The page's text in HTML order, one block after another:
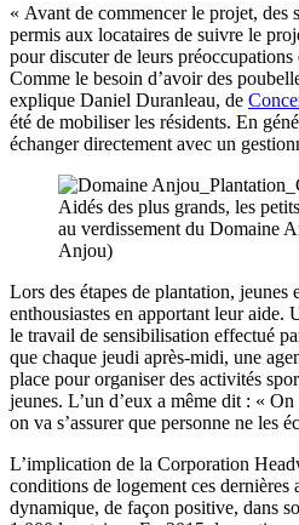
« Avant de commencer le projet, des
permis aux locataires de suivre le
pour discuter de leurs préoccupations
Comme le besoin d’avoir des
explique Daniel Duranleau, de
été de mobiliser les résidents. En
échanger directement avec un
Aidés des plus grands, les
au verdissement du Domaine
Anjou)
Lors des étapes de plantation, jeunes
enthousiastes en apportant leur aide.
le travail de sensibilisation effectué
que chaque jeudi après-midi, une
place pour organiser des activités
jeunes. L’un d’eux a même dit : «
on va s’assurer que personne ne les
L’implication de la Corporation
conditions de logement ces dernières
dynamique, de façon positive, dans